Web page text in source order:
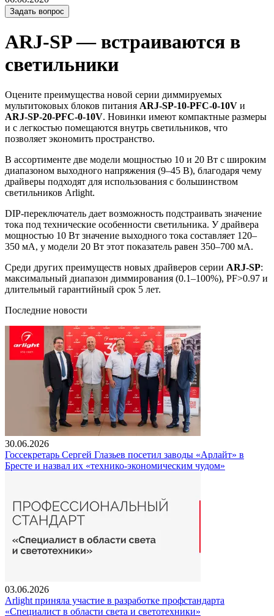
Задать вопрос
ARJ-SP — встраиваются в
светильники
Оцените преимущества новой серии диммируемых
мультитоковых блоков питания ARJ-SP-10-PFC-0-10V и
ARJ-SP-20-PFC-0-10V. Новинки имеют компактные размеры
и с легкостью помещаются внутрь светильников, что
позволяет экономить пространство.
В ассортименте две модели мощностью 10 и 20 Вт с широким
диапазоном выходного напряжения (9–45 В), благодаря чему
драйверы подходят для использования с большинством
светильников Arlight.
DIP-переключатель дает возможность подстраивать значение
тока под технические особенности светильника. У драйвера
мощностью 10 Вт значение выходного тока составляет 120–
350 мА, у модели 20 Вт этот показатель равен 350–700 мА.
Среди других преимуществ новых драйверов серии ARJ-SP:
максимальный диапазон диммирования (0.1–100%), PF˃0.97 и
длительный гарантийный срок 5 лет.
Последние новости
30.06.2026
Госсекретарь Сергей Глазьев посетил заводы «Арлайт» в
Бресте и назвал их «технико-экономическим чудом»
03.06.2026
Arlight приняла участие в разработке профстандарта
«Специалист в области света и светотехники»